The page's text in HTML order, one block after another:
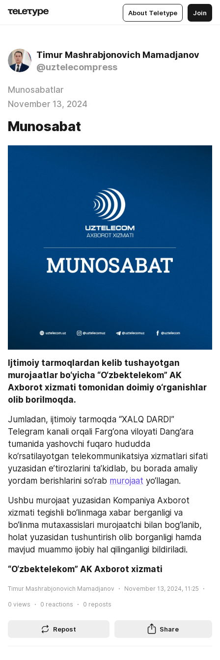
About Teletype Join
Timur Mashrabjonovich Mamadjanov
@uztelecompress
Munosabatlar
November 13, 2024
Munosabat
Ijtimoiy tarmoqlardan kelib tushayotgan
murojaatlar bo‘yicha “O‘zbektelekom” AK
Axborot xizmati tomonidan doimiy o‘rganishlar
olib borilmoqda.
Jumladan, ijtimoiy tarmoqda “XALQ DARDI”
Telegram kanali orqali Farg‘ona viloyati Dang‘ara
tumanida yashovchi fuqaro hududda
ko‘rsatilayotgan telekommunikatsiya xizmatlari sifati
yuzasidan e’tirozlarini ta’kidlab, bu borada amaliy
yordam berishlarini so‘rab murojaat yo‘llagan.
Ushbu murojaat yuzasidan Kompaniya Axborot
xizmati tegishli bo‘linmaga xabar berganligi va
bo‘linma mutaxassislari murojaatchi bilan bog‘lanib,
holat yuzasidan tushuntirish olib borganligi hamda
mavjud muammo ijobiy hal qilinganligi bildiriladi.
“O‘zbektelekom” AK Axborot xizmati
Timur Mashrabjonovich Mamadjanov November 13, 2024, 11:25
0 views 0 reactions 0 reposts
Repost Share